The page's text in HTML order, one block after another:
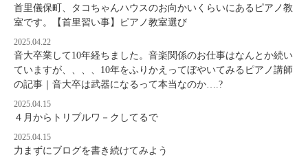
首里儀保町、タコちゃんハウスのお向かいくらいにあるピアノ教
室です。【首里習い事】ピアノ教室選び
2025.04.22
音大卒業して10年経ちました。音楽関係のお仕事はなんとか続い
ていますが、、、、10年をふりかえってぼやいてみるピアノ講師
の記事｜音大卒は武器になるって本当なのか….?
2025.04.15
４月からトリプルワ－クしてるで
2025.04.15
力まずにブログを書き続けてみよう